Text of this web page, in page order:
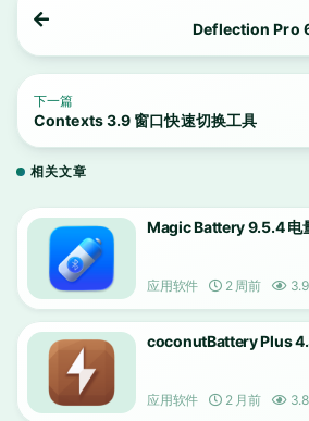
Deflection Pro
下一篇
Contexts 3.9 窗口快速切换工具
相关文章
Magic Battery 9.5.4 电
应用软件 2 周前
coconutBattery Plus
应用软件 2 月前